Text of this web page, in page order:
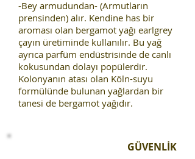
-Bey armudundan- (Armutların
prensinden) alır. Kendine has bir
aroması olan bergamot yağı earlgrey
çayın üretiminde kullanılır. Bu yağ
ayrıca parfüm endüstrisinde de canlı
kokusundan dolayı popülerdir.
Kolonyanın atası olan Köln-suyu
formülünde bulunan yağlardan bir
tanesi de bergamot yağıdır.
GÜVENLİK